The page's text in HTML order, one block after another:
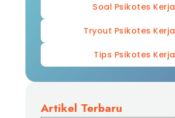
Soal Psikotes Kerja
Tryout Psikotes Kerja
Tips Psikotes Kerja
Artikel Terbaru